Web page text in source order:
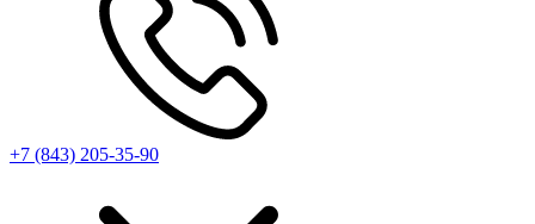
+7 (843) 205-35-90